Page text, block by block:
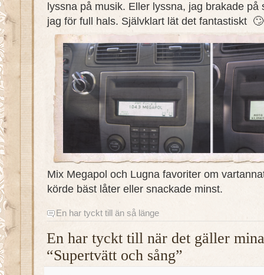
lyssna på musik. Eller lyssna, jag brakade
jag för full hals. Självklart lät det fantastiskt
Mix Megapol och Lugna favoriter om
körde bäst låter eller snackade minst.
En har tyckt till än så länge
En har tyckt till när det gäller
“Supertvätt och sång”